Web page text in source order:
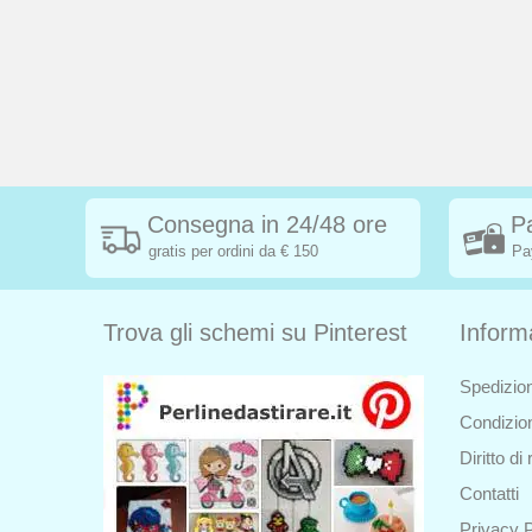
Consegna in 24/48 ore
gratis per ordini da € 150
Trova gli schemi su Pinterest
Diritto di
Contatti